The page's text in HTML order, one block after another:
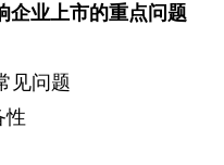
企业上市的重点问题
见问题
性